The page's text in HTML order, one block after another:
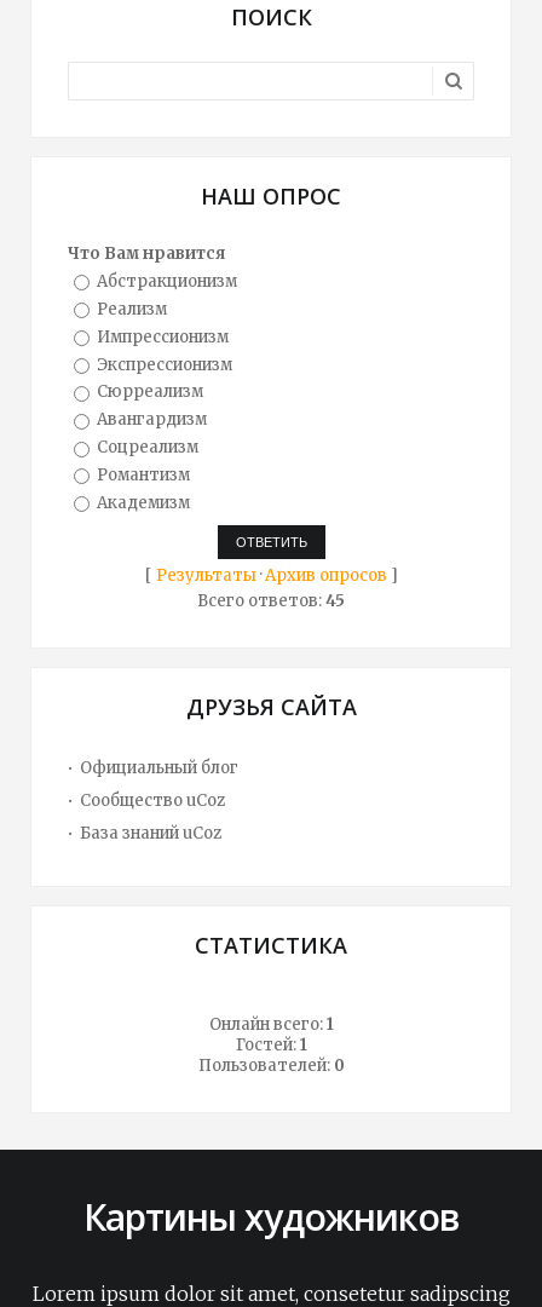
ПОИСК
НАШ ОПРОС
Что Вам нравится
Абстракционизм
Реализм
Импрессионизм
Экспрессионизм
Сюрреализм
Авангардизм
Соцреализм
Романтизм
Академизм
[ Результаты·Архив опросов ]
Всего ответов:45
ДРУЗЬЯ САЙТА
Официальный блог
Сообщество uCoz
База знаний uCoz
СТАТИСТИКА
Онлайн всего:1
Гостей:1
Пользователей: 0
Картины художников
Lorem ipsum dolor sit amet, consetetur sadipscing